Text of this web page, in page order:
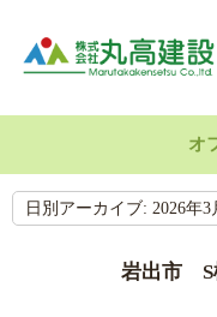
オ
日別アーカイブ: 2026年3
岩出市 S